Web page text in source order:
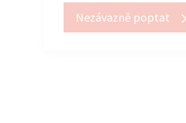
Nezávazně poptat